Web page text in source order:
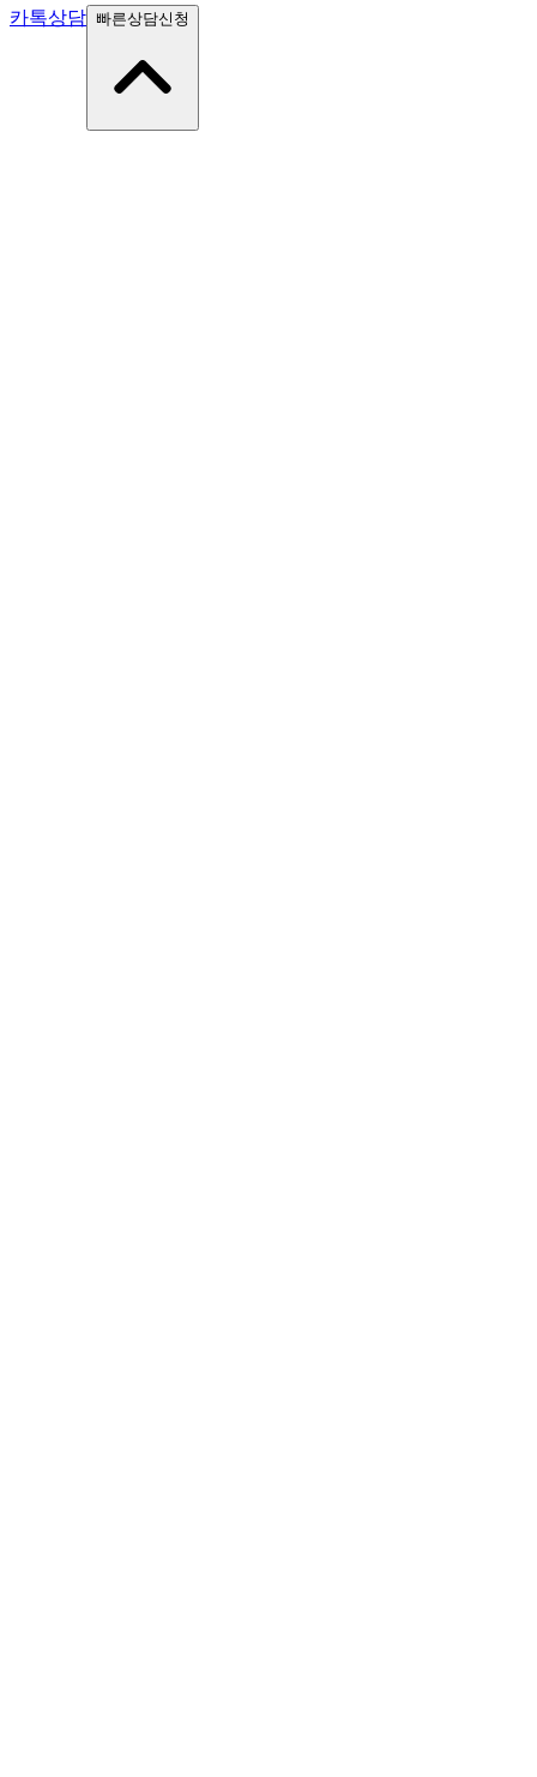
카톡상담 빠른상담신청